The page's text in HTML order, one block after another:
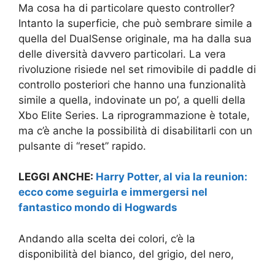
Ma cosa ha di particolare questo controller?
Intanto la superficie, che può sembrare simile a
quella del DualSense originale, ma ha dalla sua
delle diversità davvero particolari. La vera
rivoluzione risiede nel set rimovibile di paddle di
controllo posteriori che hanno una funzionalità
simile a quella, indovinate un po’, a quelli della
Xbo Elite Series. La riprogrammazione è totale,
ma c’è anche la possibilità di disabilitarli con un
pulsante di “reset” rapido.
LEGGI ANCHE: Harry Potter, al via la reunion:
ecco come seguirla e immergersi nel
fantastico mondo di Hogwards
Andando alla scelta dei colori, c’è la
disponibilità del bianco, del grigio, del nero,